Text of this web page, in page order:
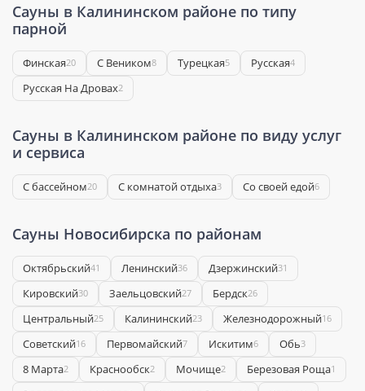
Сауны в Калининском районе по типу
парной
Финская20 С Веником8 Турецкая5 Русская4
Русская На Дровах2
Сауны в Калининском районе по виду услуг
и сервиса
С бассейном20 С комнатой отдыха3 Со своей едой6
Сауны Новосибирска по районам
Октябрьский41 Ленинский36 Дзержинский31
Кировский30 Заельцовский27 Бердск26
Центральный25 Калининский23 Железнодорожный16
Советский16 Первомайский7 Искитим6 Обь3
8 Марта2 Краснообск2 Мочище2 Березовая Роща1